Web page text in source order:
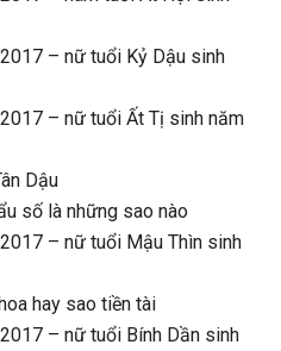
– nữ tuổi Kỷ Dậu sinh
– nữ tuổi Ất Tị sinh năm
Dậu
số là những sao nào
– nữ tuổi Mậu Thìn sinh
hay sao tiền tài
– nữ tuổi Bính Dần sinh